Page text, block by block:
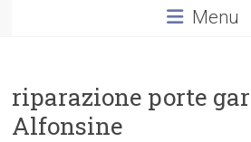
Menu
riparazione porte
Alfonsine